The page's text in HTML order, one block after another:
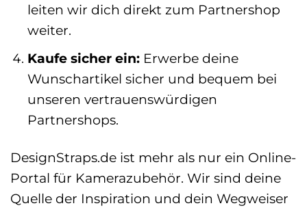
leiten wir dich direkt zum Partnershop
weiter.
Kaufe sicher ein:Erwerbe deine
Wunschartikel sicher und bequem bei
unseren vertrauenswürdigen
Partnershops.
DesignStraps.de ist mehr als nur ein Online-
Portal für Kamerazubehör. Wir sind deine
Quelle der Inspiration und dein Wegweiser